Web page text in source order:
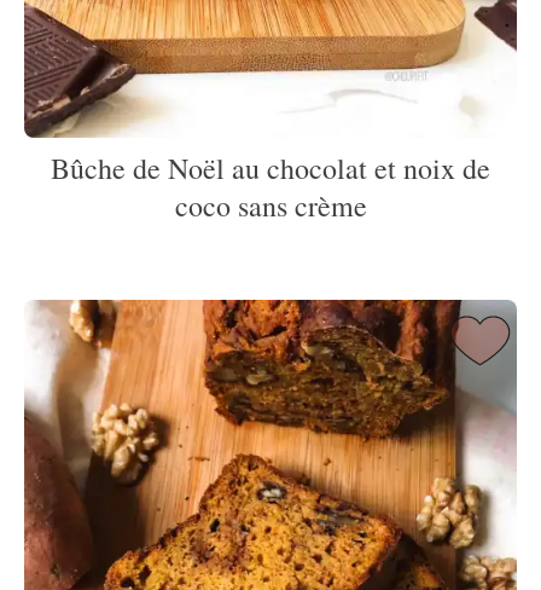
Bûche de Noël au chocolat et noix de
coco sans crème